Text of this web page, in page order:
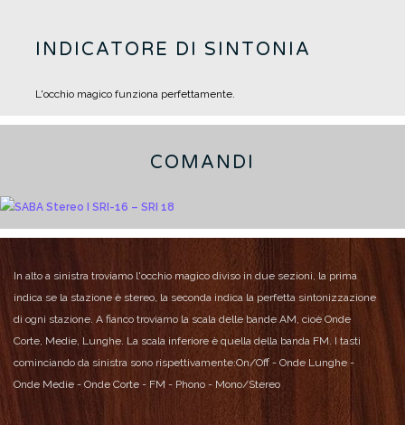
INDICATORE DI SINTONIA
L'occhio magico funziona perfettamente.
COMANDI
In alto a sinistra troviamo l'occhio magico diviso in due sezioni, la prima
indica se la stazione è stereo, la seconda indica la perfetta sintonizzazione
di ogni stazione. A fianco troviamo la scala delle bande AM, cioè Onde
Corte, Medie, Lunghe. La scala inferiore è quella della banda FM. I tasti
cominciando da sinistra sono rispettivamente:On/Off - Onde Lunghe -
Onde Medie - Onde Corte - FM - Phono - Mono/Stereo